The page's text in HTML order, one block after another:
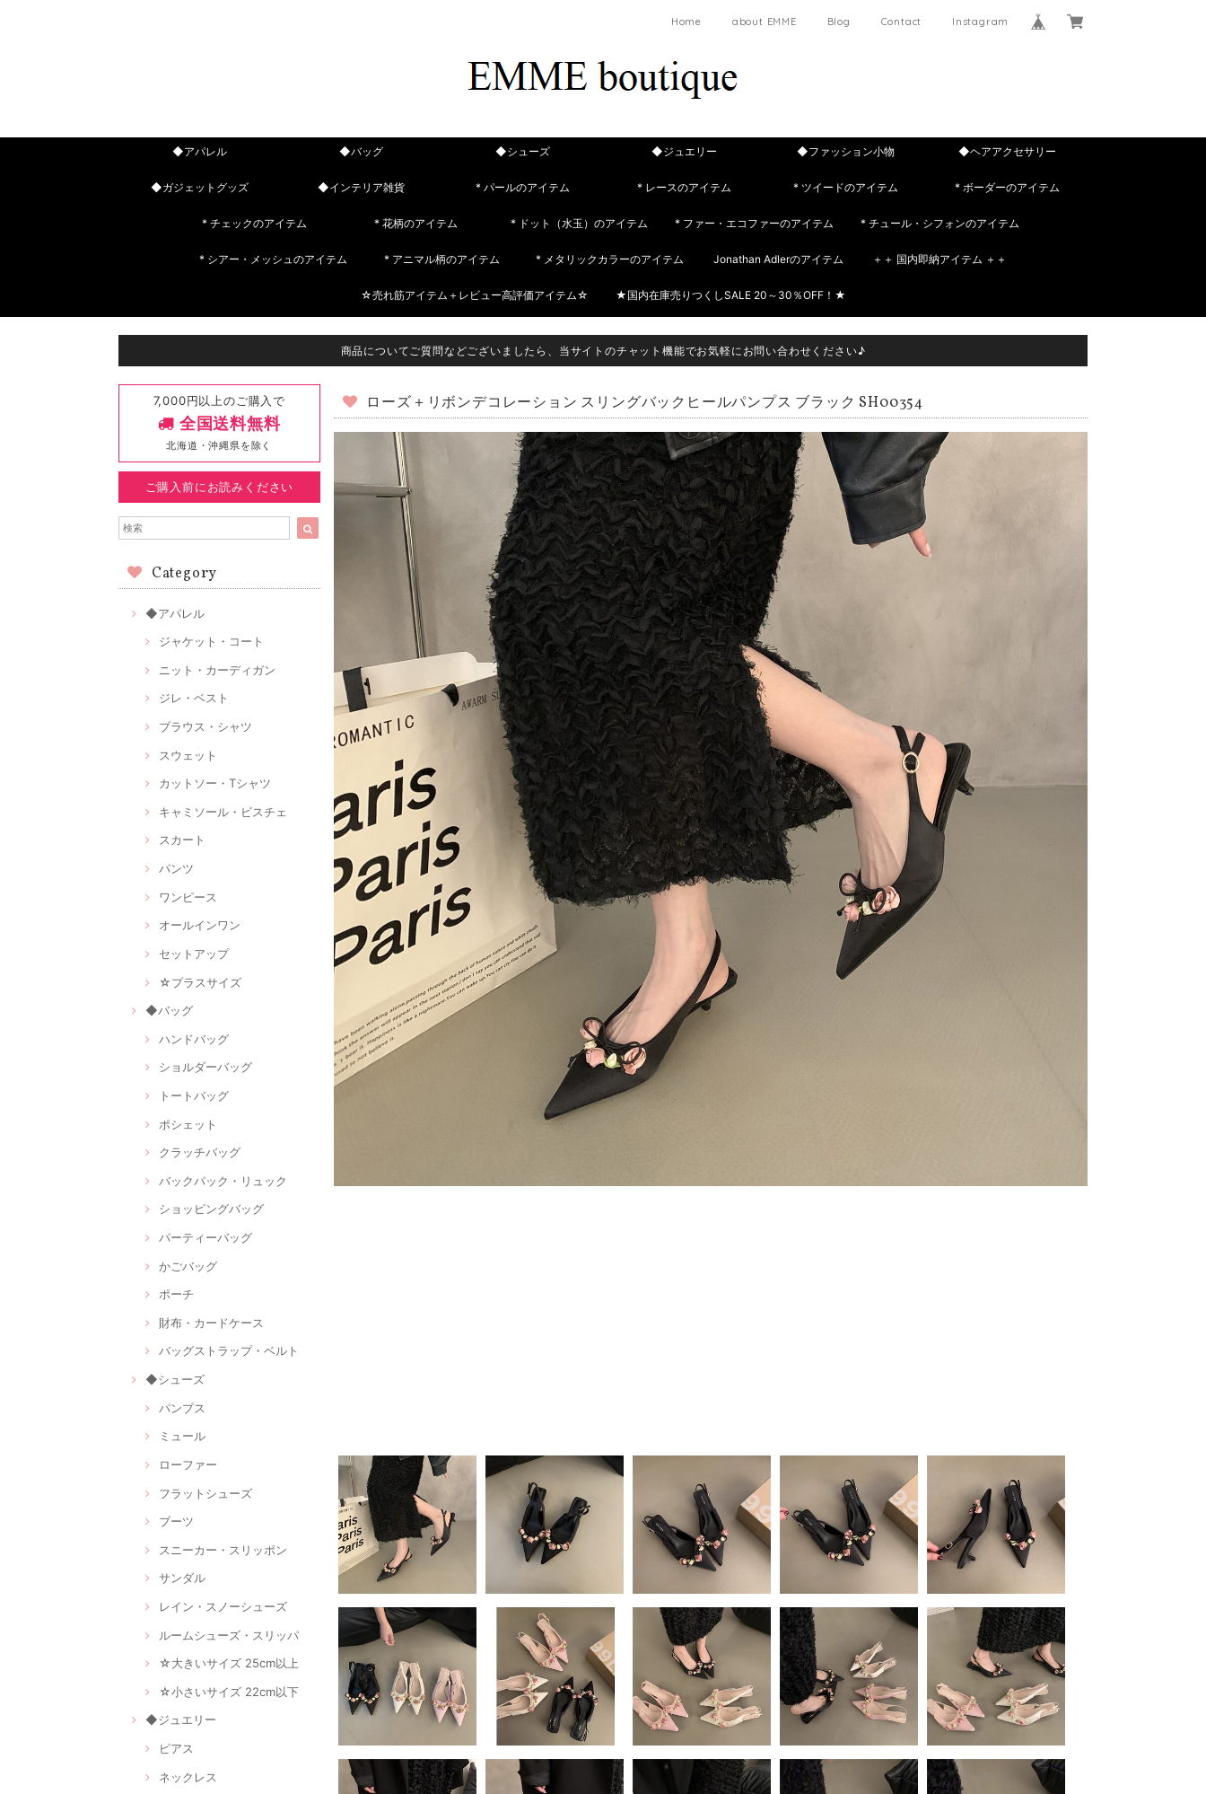
Home about EMME Blog Contact Instagram
◆アパレル ◆バッグ ◆シューズ ◆ジュエリー ◆ファッション小物 ◆ヘアアクセサリー
◆ガジェットグッズ ◆インテリア雑貨 * パールのアイテム * レースのアイテム * ツイードのアイテム * ボーダーのアイテム
* チェックのアイテム * 花柄のアイテム * ドット（水玉）のアイテム * ファー・エコファーのアイテム * チュール・シフォンのアイテム
* シアー・メッシュのアイテム * アニマル柄のアイテム * メタリックカラーのアイテム Jonathan Adlerのアイテム ＋＋ 国内即納アイテム ＋＋
☆売れ筋アイテム＋レビュー高評価アイテム☆ ★国内在庫売りつくしSALE 20～30％OFF！★
商品についてご質問などございましたら、当サイトのチャット機能でお気軽にお問い合わせください♪
7,000円以上のご購入で
全国送料無料
北海道・沖縄県を除く
ご購入前にお読みください
Category
◆アパレル
ジャケット・コート
ニット・カーディガン
ジレ・ベスト
ブラウス・シャツ
スウェット
カットソー・Tシャツ
キャミソール・ビスチェ
スカート
パンツ
ワンピース
オールインワン
セットアップ
☆プラスサイズ
◆バッグ
ハンドバッグ
ショルダーバッグ
トートバッグ
ポシェット
クラッチバッグ
バックパック・リュック
ショッピングバッグ
パーティーバッグ
かごバッグ
ポーチ
財布・カードケース
バッグストラップ・ベルト
◆シューズ
パンプス
ミュール
ローファー
フラットシューズ
ブーツ
スニーカー・スリッポン
サンダル
レイン・スノーシューズ
ルームシューズ・スリッパ
☆大きいサイズ 25cm以上
☆小さいサイズ 22cm以下
◆ジュエリー
ピアス
ネックレス
ローズ＋リボンデコレーション スリングバックヒールパンプス ブラック SH00354